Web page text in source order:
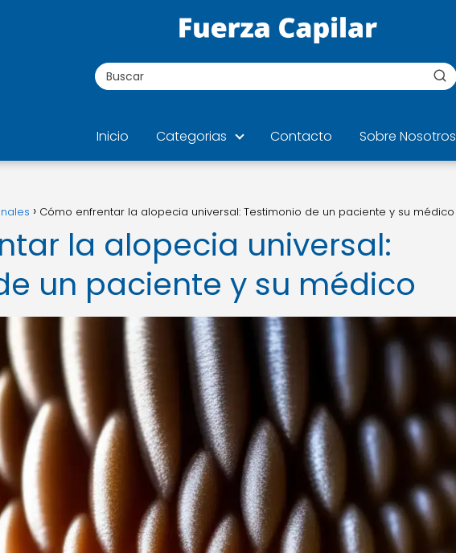
Inicio Categorias Contacto Sobre Nosotros
Cómo enfrentar la alopecia universal: Testimonio de un paciente y su médico
la alopecia universal:
un paciente y su médico